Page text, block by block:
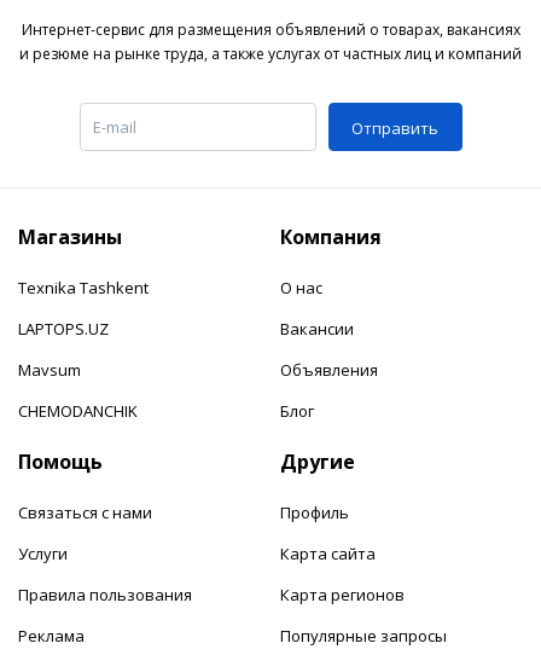
Интернет-сервис для размещения объявлений о товарах, вакансиях
и резюме на рынке труда, а также услугах от частных лиц и компаний
Отправить
Магазины
Texnika Tashkent
LAPTOPS.UZ
Mavsum
CHEMODANCHIK
Компания
О нас
Вакансии
Объявления
Блог
Помощь
Связаться с нами
Услуги
Правила пользования
Реклама
Другие
Профиль
Карта сайта
Карта регионов
Популярные запросы